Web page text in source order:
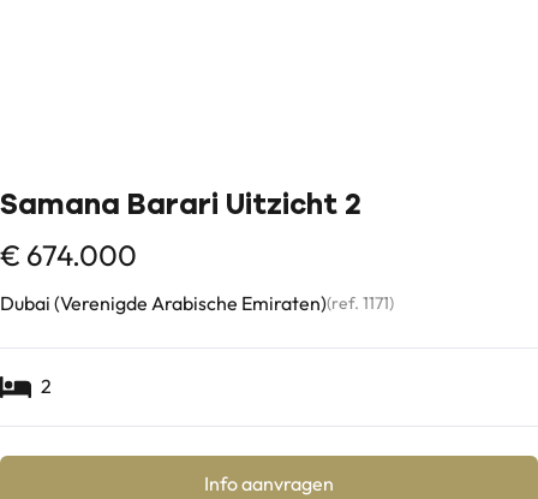
Samana Barari Uitzicht 2
€ 674.000
Dubai (Verenigde Arabische Emiraten)(ref. 1171)
2
Info aanvragen